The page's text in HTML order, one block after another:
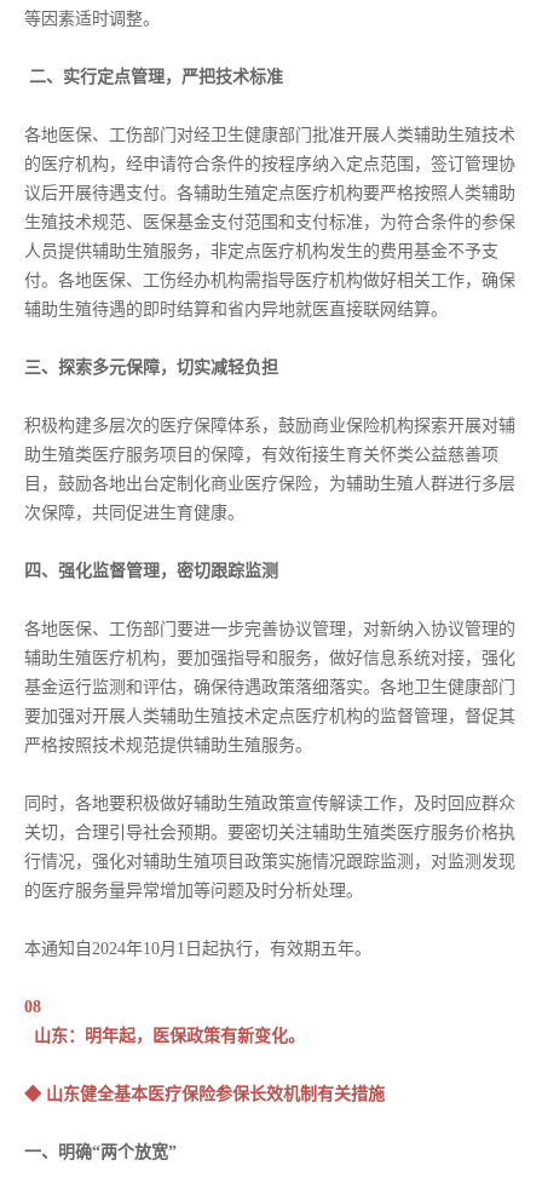
等因素适时调整。
二、实行定点管理，严把技术标准
各地医保、工伤部门对经卫生健康部门批准开展人类辅助生殖技术
的医疗机构，经申请符合条件的按程序纳入定点范围，签订管理协
议后开展待遇支付。各辅助生殖定点医疗机构要严格按照人类辅助
生殖技术规范、医保基金支付范围和支付标准，为符合条件的参保
人员提供辅助生殖服务，非定点医疗机构发生的费用基金不予支
付。各地医保、工伤经办机构需指导医疗机构做好相关工作，确保
辅助生殖待遇的即时结算和省内异地就医直接联网结算。
三、探索多元保障，切实减轻负担
积极构建多层次的医疗保障体系，鼓励商业保险机构探索开展对辅
助生殖类医疗服务项目的保障，有效衔接生育关怀类公益慈善项
目，鼓励各地出台定制化商业医疗保险，为辅助生殖人群进行多层
次保障，共同促进生育健康。
四、强化监督管理，密切跟踪监测
各地医保、工伤部门要进一步完善协议管理，对新纳入协议管理的
辅助生殖医疗机构，要加强指导和服务，做好信息系统对接，强化
基金运行监测和评估，确保待遇政策落细落实。各地卫生健康部门
要加强对开展人类辅助生殖技术定点医疗机构的监督管理，督促其
严格按照技术规范提供辅助生殖服务。
同时，各地要积极做好辅助生殖政策宣传解读工作，及时回应群众
关切，合理引导社会预期。要密切关注辅助生殖类医疗服务价格执
行情况，强化对辅助生殖项目政策实施情况跟踪监测，对监测发现
的医疗服务量异常增加等问题及时分析处理。
本通知自2024年10月1日起执行，有效期五年。
08
山东：明年起，医保政策有新变化。
◆ 山东健全基本医疗保险参保长效机制有关措施
一、明确“两个放宽”